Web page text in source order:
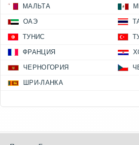
МАЛЬТА
ОАЭ
ТУНИС
ФРАНЦИЯ
ЧЕРНОГОРИЯ
ШРИ-ЛАНКА